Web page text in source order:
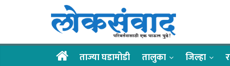
लोकसंवाद
ताज्या
घडामोडी
ताज्या घडामोडी तालुका जिल्हा